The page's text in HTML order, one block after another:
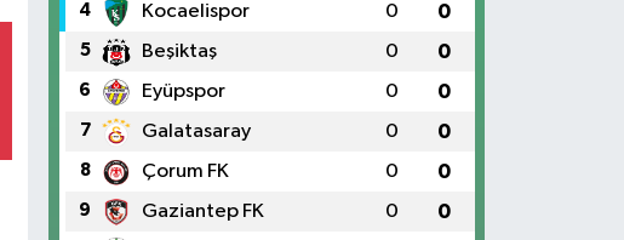
4 Kocaelispor 0 0
5 Beşiktaş 0 0
6 Eyüpspor 0 0
7 Galatasaray 0 0
8 Çorum FK 0 0
9 Gaziantep FK 0 0